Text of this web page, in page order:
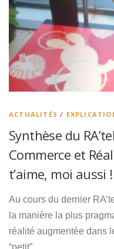
ACTUALITÉS /
Synthèse du
Commerce et
t’aime, moi aussi !
Au cours du dernier
la manière la plus
réalité augmentée dans
“petit” …